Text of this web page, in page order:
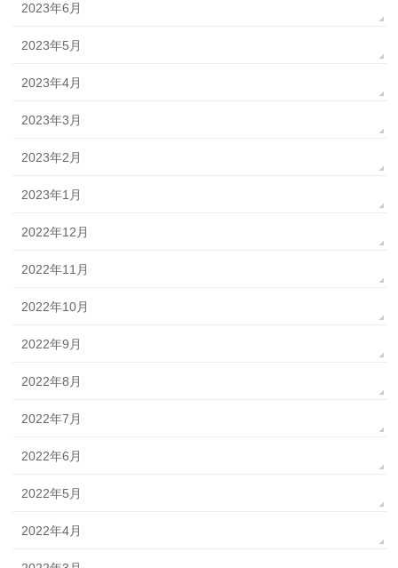
2023年6月
2023年5月
2023年4月
2023年3月
2023年2月
2023年1月
2022年12月
2022年11月
2022年10月
2022年9月
2022年8月
2022年7月
2022年6月
2022年5月
2022年4月